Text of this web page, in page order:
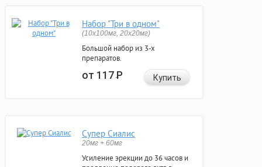
Набор "Три в одном"
(10x100мг, 20x20мг)
Большой набор из 3-х
препаратов.
от 117Р Купить
Супер Сиалис
20мг + 60мг
Усиление эрекции до 36 часов и